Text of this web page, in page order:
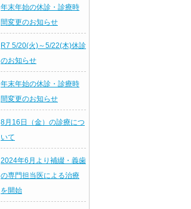
年末年始の休診・診療時
間変更のお知らせ
R7 5/20(火)～5/22(木)休診
のお知らせ
年末年始の休診・診療時
間変更のお知らせ
8月16日（金）の診療につ
いて
2024年6月より補綴・義歯
の専門担当医による治療
を開始